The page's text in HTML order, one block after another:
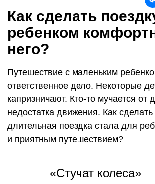
Как сделать
ребенком
него?
Путешествие с маленьким
ответственное дело. Некоторые
капризничают. Кто-то мучается от
недостатка движения. Как сделать
длительная поездка стала для
и приятным путешествием?
«Стучат колеса»